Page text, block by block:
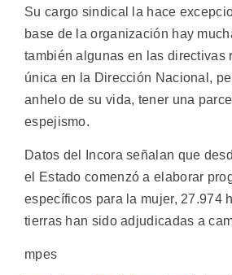
Su cargo sindical la hace
base de la organización hay
también algunas en las directivas
única en la Dirección Nacional,
anhelo de su vida, tener una
espejismo.
Datos del Incora señalan que
el Estado comenzó a elaborar
específicos para la mujer, 27.974
tierras han sido adjudicadas a
mpes